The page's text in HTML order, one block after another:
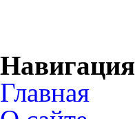
Навигация
Главная